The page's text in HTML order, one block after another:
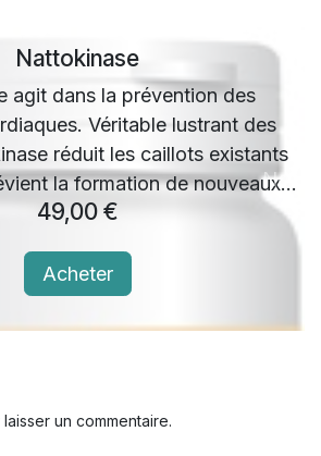
Nattokinase
agit dans la prévention des
lustrant des
réduit les caillots existants
la formation de nouveaux
part, et possède des atouts anti-
49,00 €
Acheter
Next
un commentaire.